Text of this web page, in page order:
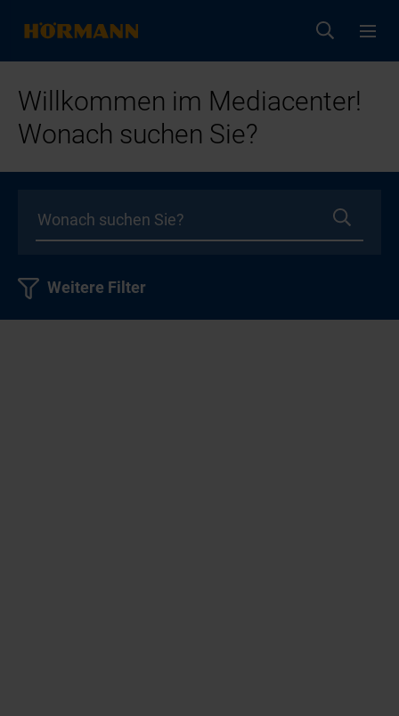
Willkommen im Mediacenter!
Wonach suchen Sie?
Weitere Filter